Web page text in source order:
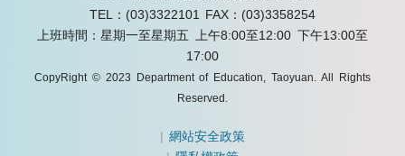
TEL：(03)3322101
FAX：(03)3358254
上班時間：星期一至星期五 上午8:00至12:00 下午13:00至
17:00
CopyRight © 2023 Department of Education, Taoyuan. All Rights
Reserved.
|網站安全政策